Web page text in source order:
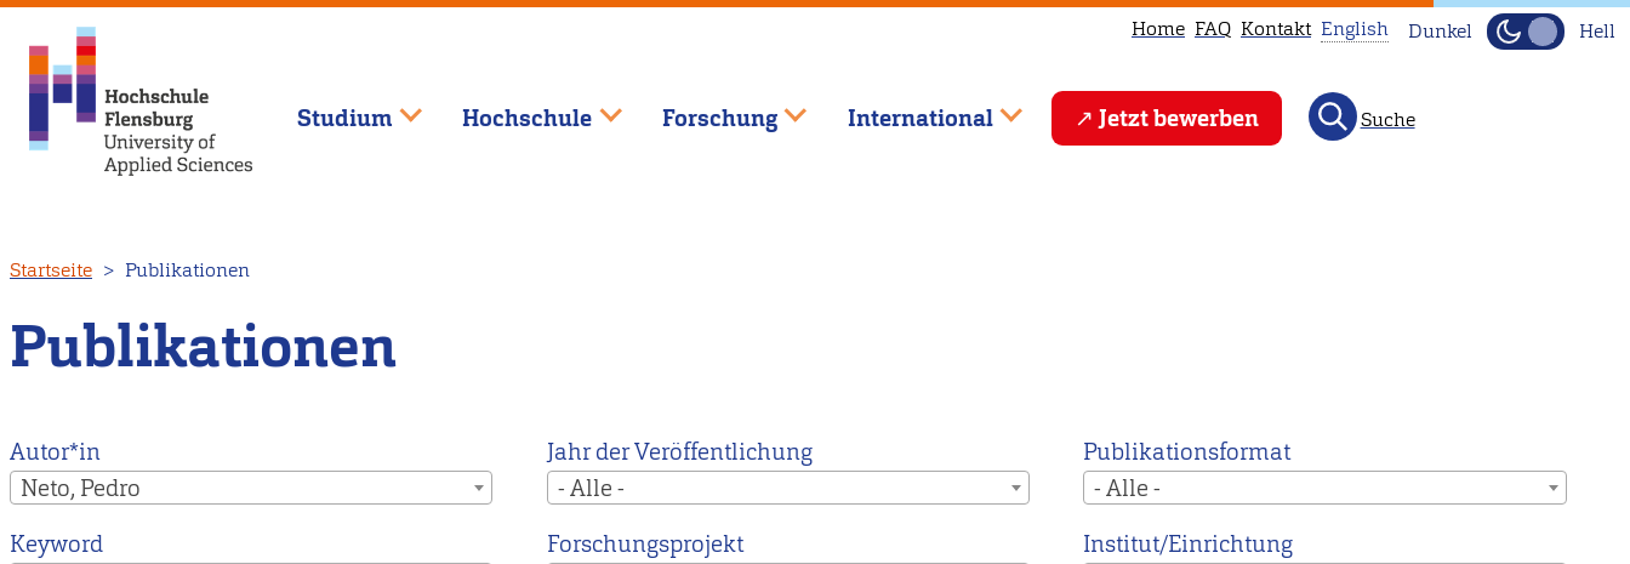
zum
Inhalt
Home FAQ Kontakt
This
page
main
page
English Dunkel Hell
Studium Hochschule Forschung International Jetzt bewerben Suche
Startseite Publikationen
Publikationen
Autor*in
Neto, Pedro
Jahr der Veröffentlichung
- Alle -
Publikationsformat
- Alle -
Keyword
Forschungsprojekt
Institut/Einrichtung